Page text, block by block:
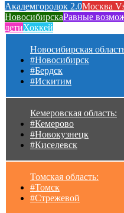
Академгородок 2.0Москва
НовосибирскаРавные
детиХоккей
Новосибирская
#Новосибирск
#Бердск
#Искитим
Кемеровская область:
#Кемерово
#Новокузнецк
#Киселевск
Томская область:
#Томск
#Стрежевой